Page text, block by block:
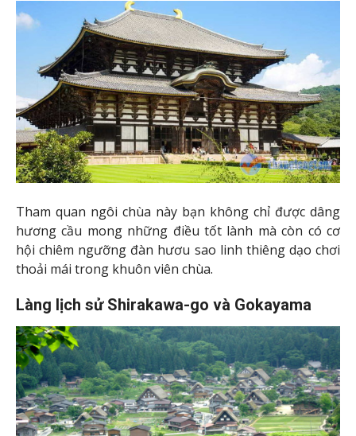
Tham quan ngôi chùa này bạn không chỉ được dâng
hương cầu mong những điều tốt lành mà còn có cơ
hội chiêm ngưỡng đàn hươu sao linh thiêng dạo chơi
thoải mái trong khuôn viên chùa.
Làng lịch sử Shirakawa-go và Gokayama